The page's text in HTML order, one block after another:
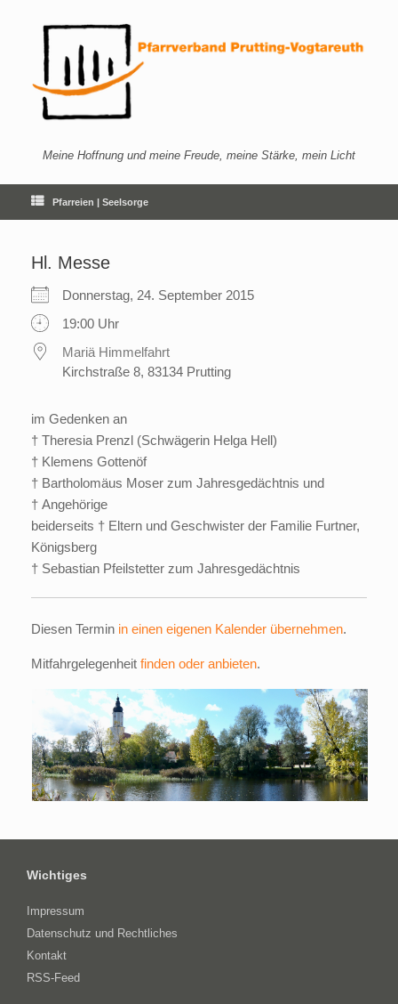
Meine Hoffnung und meine Freude, meine Stärke, mein Licht
Pfarreien | Seelsorge
Hl. Messe
Donnerstag, 24. September 2015
19:00 Uhr
Mariä Himmelfahrt
Kirchstraße 8, 83134 Prutting
im Gedenken an
† Theresia Prenzl (Schwägerin Helga Hell)
† Klemens Gottenöf
† Bartholomäus Moser zum Jahresgedächtnis und
† Angehörige
beiderseits † Eltern und Geschwister der Familie Furtner,
Königsberg
† Sebastian Pfeilstetter zum Jahresgedächtnis
Diesen Termin in einen eigenen Kalender übernehmen.
Mitfahrgelegenheit finden oder anbieten.
Wichtiges
Impressum
Datenschutz und Rechtliches
Kontakt
RSS-Feed